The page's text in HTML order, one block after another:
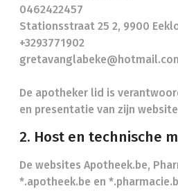
0462422457
Stationsstraat 25 2, 9900
+3293771902
De apotheker lid is
en presentatie van zijn
2. Host en technische
De websites Apotheek.be,
*.apotheek.be en